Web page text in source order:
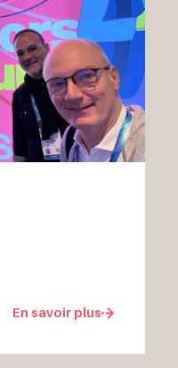
En savoir plus